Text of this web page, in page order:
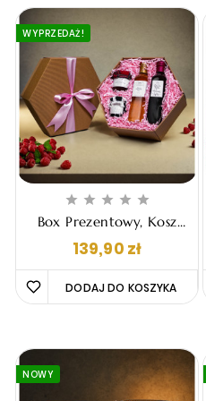
WYPRZEDAŻ!
    
Box Prezentowy, Kosz
139,90 złCena
NOWY